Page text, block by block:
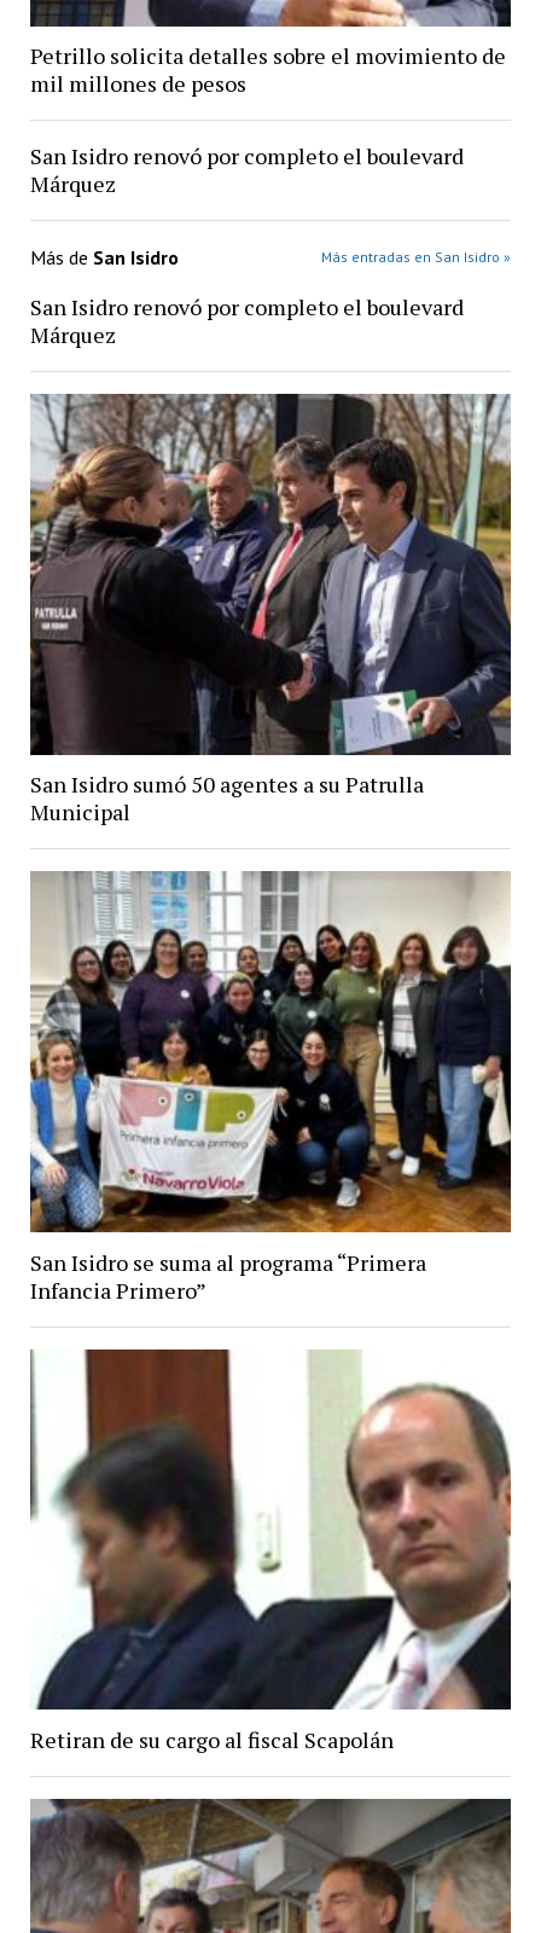
Petrillo solicita detalles sobre el movimiento de
mil millones de pesos
San Isidro renovó por completo el boulevard
Márquez
Más de San Isidro Más entradas en San Isidro »
San Isidro renovó por completo el boulevard
Márquez
San Isidro sumó 50 agentes a su Patrulla
Municipal
San Isidro se suma al programa “Primera
Infancia Primero”
Retiran de su cargo al fiscal Scapolán